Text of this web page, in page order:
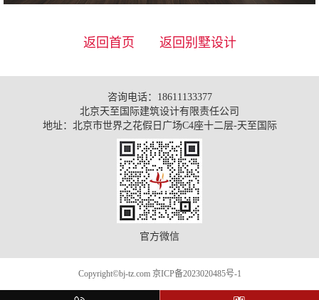
返回首页 返回别墅设计
咨询电话：18611133377
北京天至国际建筑设计有限责任公司
地址：北京市世界之花假日广场C4座十二层-天至国际
官方微信
Copyright©bj-tz.com 京ICP备2023020485号-1